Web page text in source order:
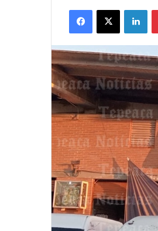
Facebook
X